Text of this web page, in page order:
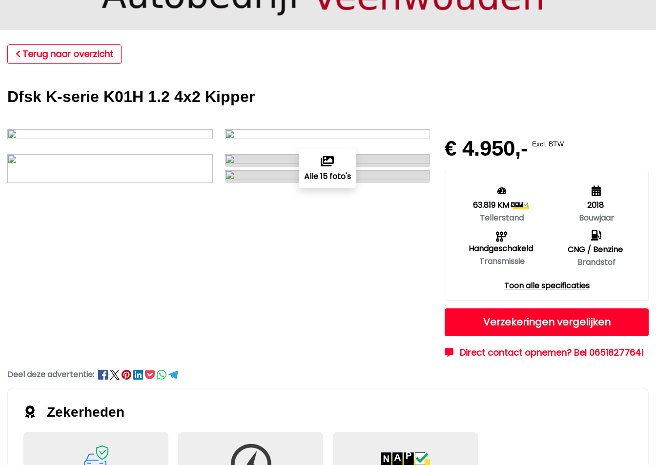
Terug naar overzicht
Dfsk K-serie K01H 1.2 4x2 Kipper
Alle 15 foto's
€ 4.950,- Excl. BTW
63.819 KM
Tellerstand
Handgeschakeld
Transmissie
2018
Bouwjaar
CNG / Benzine
Brandstof
Toon alle specificaties
Verzekeringen vergelijken
Direct contact opnemen? Bel 0651827764!
Deel deze advertentie:
Zekerheden